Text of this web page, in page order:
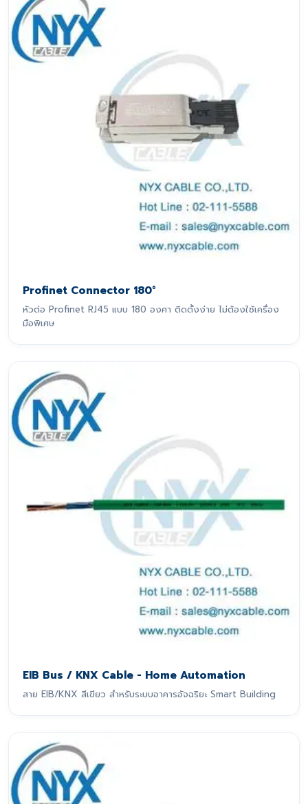
Profinet Connector 180°
หัวต่อ Profinet RJ45 แบบ 180 องศา ติดตั้งง่าย ไม่ต้องใช้เครื่อง
มือพิเศษ
EIB Bus / KNX Cable - Home Automation
สาย EIB/KNX สีเขียว สำหรับระบบอาคารอัจฉริยะ Smart Building